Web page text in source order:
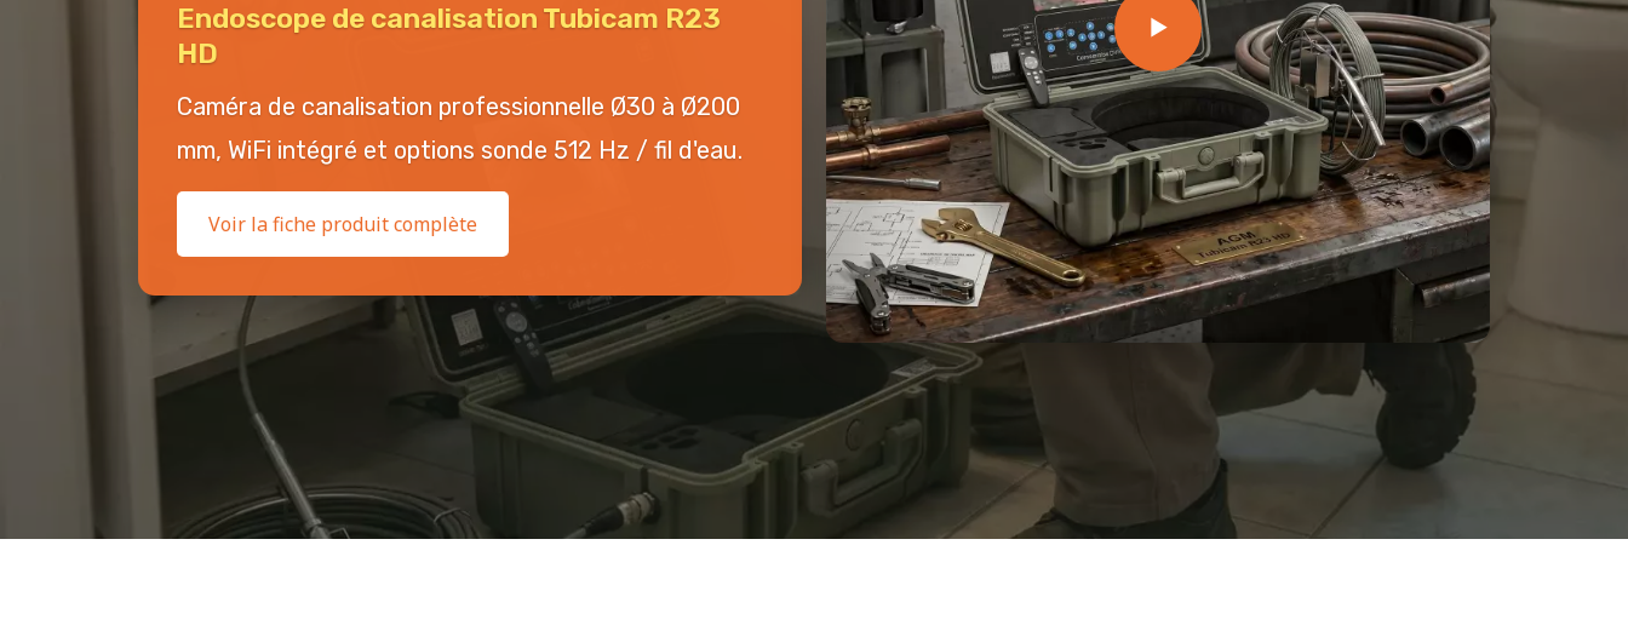
Endoscope de canalisation Tubicam R23
HD
Caméra de canalisation professionnelle Ø30 à Ø200
mm, WiFi intégré et options sonde 512 Hz / fil d'eau.
Voir la fiche produit complète